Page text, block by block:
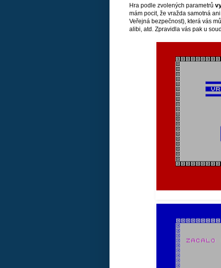
Hra podle zvolených parametrů
mám pocit, že vražda samotná
Veřejná bezpečnost), která vás
alibi, atd. Zpravidla vás pak u